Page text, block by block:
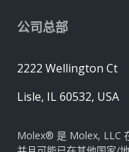
公司总部
2222 Wellington Ct
Lisle, IL 60532, USA
Molex® 是 Molex, LLC